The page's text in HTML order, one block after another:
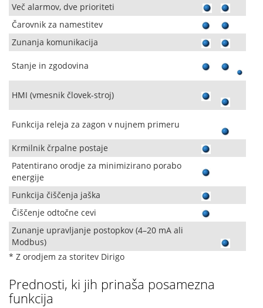
Več alarmov, dve prioriteti
Čarovnik za namestitev
Zunanja komunikacija
Stanje in zgodovina
HMI (vmesnik človek-stroj)
Funkcija releja za zagon v nujnem primeru
Krmilnik črpalne postaje
Patentirano orodje za minimizirano porabo
energije
Funkcija čiščenja jaška
Čiščenje odtočne cevi
Zunanje upravljanje postopkov (4–20 mA ali
Modbus)
* Z orodjem za storitev Dirigo
Prednosti, ki jih prinaša posamezna
funkcija